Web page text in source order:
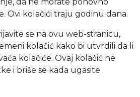
Ovi kolačići traju godinu dana.
se na ovu web-stranicu,
kolačić kako bi utvrdili da li
kolačiće. Ovaj kolačić ne
i briše se kada ugasite